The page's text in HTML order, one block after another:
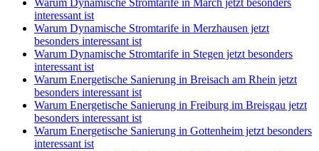
Warum Dynamische Stromtarife in March jetzt besonders
interessant ist
Warum Dynamische Stromtarife in Merzhausen jetzt
besonders interessant ist
Warum Dynamische Stromtarife in Stegen jetzt besonders
interessant ist
Warum Energetische Sanierung in Breisach am Rhein jetzt
besonders interessant ist
Warum Energetische Sanierung in Freiburg im Breisgau jetzt
besonders interessant ist
Warum Energetische Sanierung in Gottenheim jetzt besonders
interessant ist